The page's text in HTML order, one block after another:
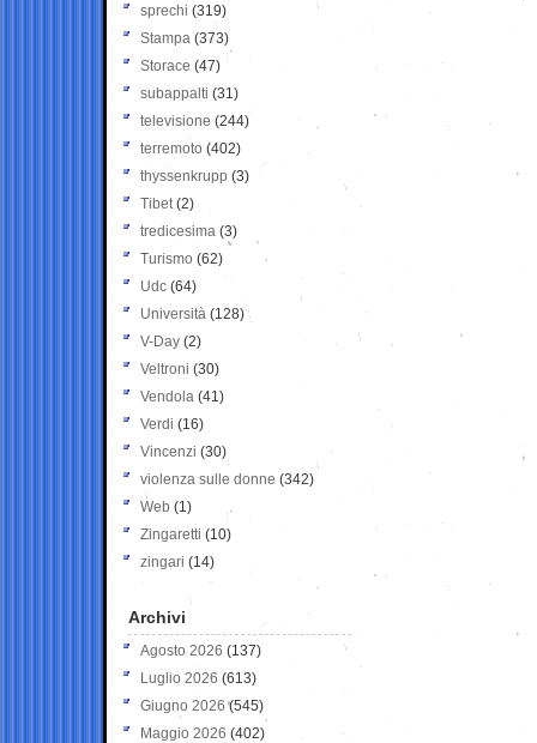
sprechi (319)
Stampa (373)
Storace (47)
subappalti (31)
televisione(244)
terremoto (402)
thyssenkrupp (3)
Tibet(2)
tredicesima (3)
Turismo (62)
Udc (64)
Università (128)
V-Day (2)
Veltroni (30)
Vendola (41)
Verdi (16)
Vincenzi (30)
violenza sulle donne (342)
Web (1)
Zingaretti (10)
zingari (14)
Archivi
Agosto 2026 (137)
Luglio 2026 (613)
Giugno 2026 (545)
Maggio 2026 (402)